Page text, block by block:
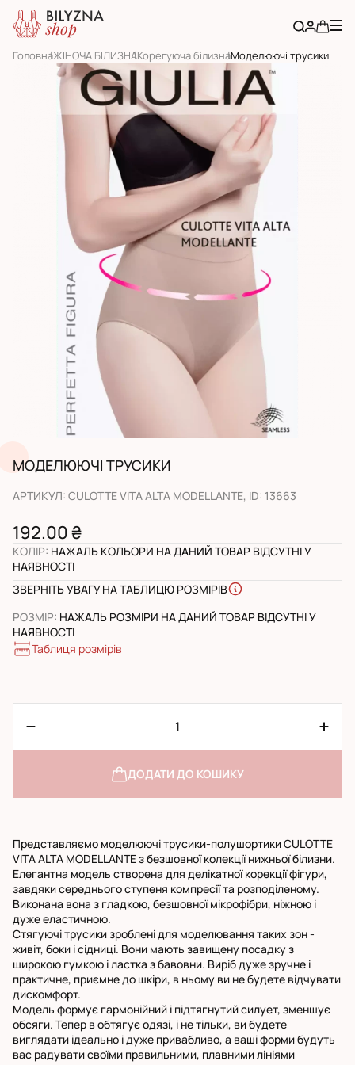
ГоловнаЖІНОЧА БІЛИЗНАКорегуюча білизнаМоделюючі трусики
МОДЕЛЮЮЧІ ТРУСИКИ
АРТИКУЛ: CULOTTE VITA ALTA MODELLANTE, ID: 13663
192.00 ₴
КОЛІР: НАЖАЛЬ КОЛЬОРИ НА ДАНИЙ ТОВАР ВІДСУТНІ У
НАЯВНОСТІ
ЗВЕРНІТЬ УВАГУ НА ТАБЛИЦЮ РОЗМІРІВ
РОЗМІР: НАЖАЛЬ РОЗМІРИ НА ДАНИЙ ТОВАР ВІДСУТНІ У
НАЯВНОСТІ
Таблиця розмірів
ДОДАТИ ДО КОШИКУ
Представляємо моделюючі трусики-полушортики CULOTTE
VITA ALTA MODELLANTE з безшовної колекції нижньої білизни.
Елегантна модель створена для делікатної корекції фігури,
завдяки середнього ступеня компресії та розподіленому.
Виконана вона з гладкою, безшовної мікрофібри, ніжною і
дуже еластичною.
Стягуючі трусики зроблені для моделювання таких зон -
живіт, боки і сідниці. Вони мають завищену посадку з
широкою гумкою і ластка з бавовни. Виріб дуже зручне і
практичне, приємне до шкіри, в ньому ви не будете відчувати
дискомфорт.
Модель формує гармонійний і підтягнутий силует, зменшує
обсяги. Тепер в обтягує одязі, і не тільки, ви будете
виглядати ідеально і дуже привабливо, а ваші форми будуть
вас радувати своїми правильними, плавними лініями